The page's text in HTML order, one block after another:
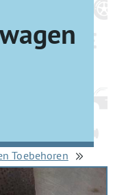
Toebehoren